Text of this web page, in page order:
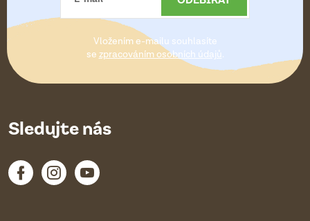
t
Vložením e-mailu souhlasíte
se zpracováním osobních údajů.
Sledujte nás